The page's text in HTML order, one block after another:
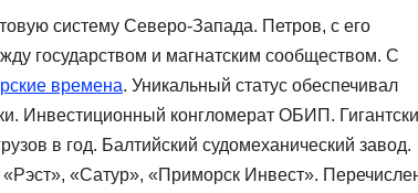
систему Северо-Запада. Петров, с его
государством и магнатским сообществом. С
времена. Уникальный статус обеспечивал
Инвестиционный конгломерат ОБИП.
в год. Балтийский судомеханический завод.
«Сатур», «Приморск Инвест».